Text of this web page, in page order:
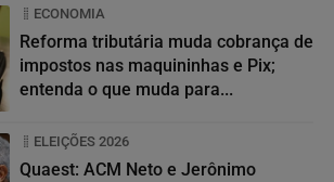
ECONOMIA
Reforma tributária muda cobrança de
impostos nas maquininhas e Pix;
entenda o que muda para...
ELEIÇÕES 2026
Quaest: ACM Neto e Jerônimo